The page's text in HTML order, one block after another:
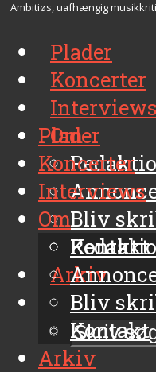
Ambitiøs, uafhængig
Plader
Koncerter
Interviews
Om
Bliv
Kontakt
Arkiv
Plader
Koncerter
Interviews
Om
Bliv
Kontakt
Arkiv